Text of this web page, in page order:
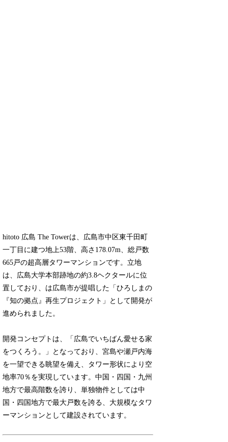
hitoto 広島 The Towerは、広島市中区東千田町
一丁目に建つ地上53階、高さ178.07m、総戸数
665戸の超高層タワーマンションです。立地
は、広島大学本部跡地の約3.8ヘクタールに位
置しており、は広島市が提唱した「ひろしまの
『知の拠点』再生プロジェクト」として開発が
進められました。
開発コンセプトは、「広島でいちばん愛せる家
をつくろう。」となっており、宮島や瀬戸内海
を一望できる眺望を備え、タワー形状により空
地率70％を実現しています。中国・四国・九州
地方で最高階数を誇り、単独物件としては中
国・四国地方で最大戸数を誇る、大規模なタワ
ーマンションとして建設されています。